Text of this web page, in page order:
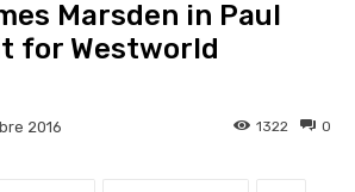
Marsden in Paul
for Westworld
2016 0
1322